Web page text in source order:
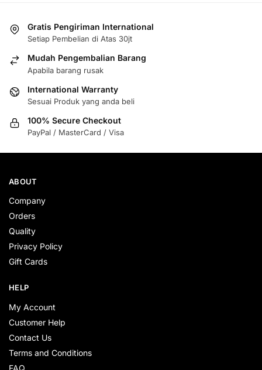
Gratis Pengiriman International
Setiap Pembelian di Atas 30jt
Mudah Pengembalian Barang
Apabila barang rusak
International Warranty
Sesuai Produk yang anda beli
100% Secure Checkout
PayPal / MasterCard / Visa
ABOUT
Company
Orders
Quality
Privacy Policy
Gift Cards
HELP
My Account
Customer Help
Contact Us
Terms and Conditions
FAQ